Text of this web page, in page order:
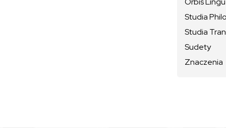
Studia
Studia
Sudety
Znaczenia